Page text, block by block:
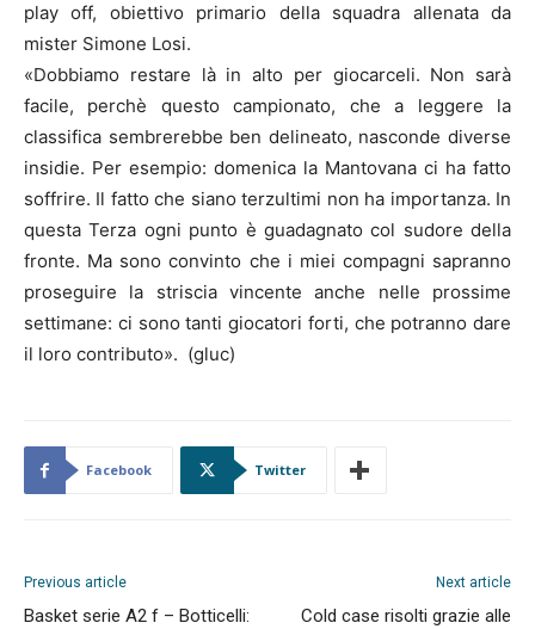
play off, obiettivo primario della squadra allenata da
mister Simone Losi.
«Dobbiamo restare là in alto per giocarceli. Non sarà
facile, perchè questo campionato, che a leggere la
classifica sembrerebbe ben delineato, nasconde diverse
insidie. Per esempio: domenica la Mantovana ci ha fatto
soffrire. Il fatto che siano terzultimi non ha importanza. In
questa Terza ogni punto è guadagnato col sudore della
fronte. Ma sono convinto che i miei compagni sapranno
proseguire la striscia vincente anche nelle prossime
settimane: ci sono tanti giocatori forti, che potranno dare
il loro contributo». (gluc)
Facebook Twitter
Previous article
Basket serie A2 f – Botticelli:
Next article
Cold case risolti grazie alle